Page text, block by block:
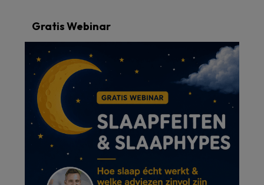
Gratis Webinar